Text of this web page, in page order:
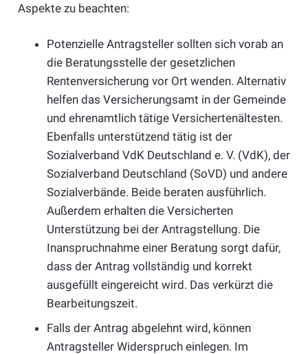
Aspekte zu beachten:
Potenzielle Antragsteller sollten sich vorab an
die Beratungsstelle der gesetzlichen
Rentenversicherung vor Ort wenden. Alternativ
helfen das Versicherungsamt in der Gemeinde
und ehrenamtlich tätige Versichertenältesten.
Ebenfalls unterstützend tätig ist der
Sozialverband VdK Deutschland e. V. (VdK), der
Sozialverband Deutschland (SoVD) und andere
Sozialverbände. Beide beraten ausführlich.
Außerdem erhalten die Versicherten
Unterstützung bei der Antragstellung. Die
Inanspruchnahme einer Beratung sorgt dafür,
dass der Antrag vollständig und korrekt
ausgefüllt eingereicht wird. Das verkürzt die
Bearbeitungszeit.
Falls der Antrag abgelehnt wird, können
Antragsteller Widerspruch einlegen. Im